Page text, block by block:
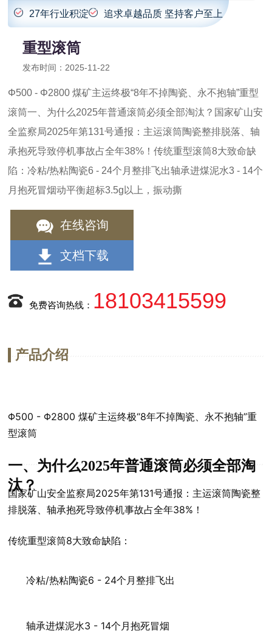
27年行业积淀 追求卓越品质 坚持客户至上
重型滚筒
发布时间：2025-11-22
Φ500 - Φ2800 煤矿主运终极“8年不掉陶瓷、永不抱轴”重型
滚筒一、为什么2025年普通滚筒必须全部淘汰？国家矿山安
全监察局2025年第131号通报：主运滚筒陶瓷整排脱落、轴
承抱死导致停机事故占全年38%！传统重型滚筒8大致命缺
陷：冷粘/热粘陶瓷6 - 24个月整排飞出轴承进煤泥水3 - 14个
月抱死冒烟动平衡超标3.5g以上，振动撕
在线咨询
文档下载
免费咨询热线： 18103415599
产品介绍
Φ500 - Φ2800 煤矿主运终极“8年不掉陶瓷、永不抱轴”重
型滚筒
一、为什么2025年普通滚筒必须全部淘
汰？
国家矿山安全监察局2025年第131号通报：主运滚筒陶瓷整
排脱落、轴承抱死导致停机事故占全年38%！
传统重型滚筒8大致命缺陷：
冷粘/热粘陶瓷6 - 24个月整排飞出
轴承进煤泥水3 - 14个月抱死冒烟